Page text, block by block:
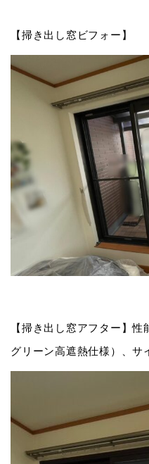
【掃き出し窓ビフォー】
【掃き出し窓アフター】
グリーン高遮熱仕様）、サ